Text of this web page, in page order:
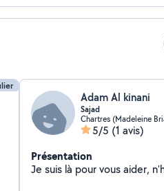
Adam Al kinani
Sajad
Chartres (Madeleine
5/5 (1 avis)
Présentation
Je suis là pour vous aider,